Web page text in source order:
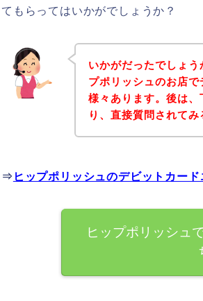
てもらってはいかがでしょうか？
いかがだったでしょ
プポリッシュのお店
様々あります。後は
り、直接質問されてみ
⇒ ヒップポリッシュのデビットカー
ヒップポリッシュ